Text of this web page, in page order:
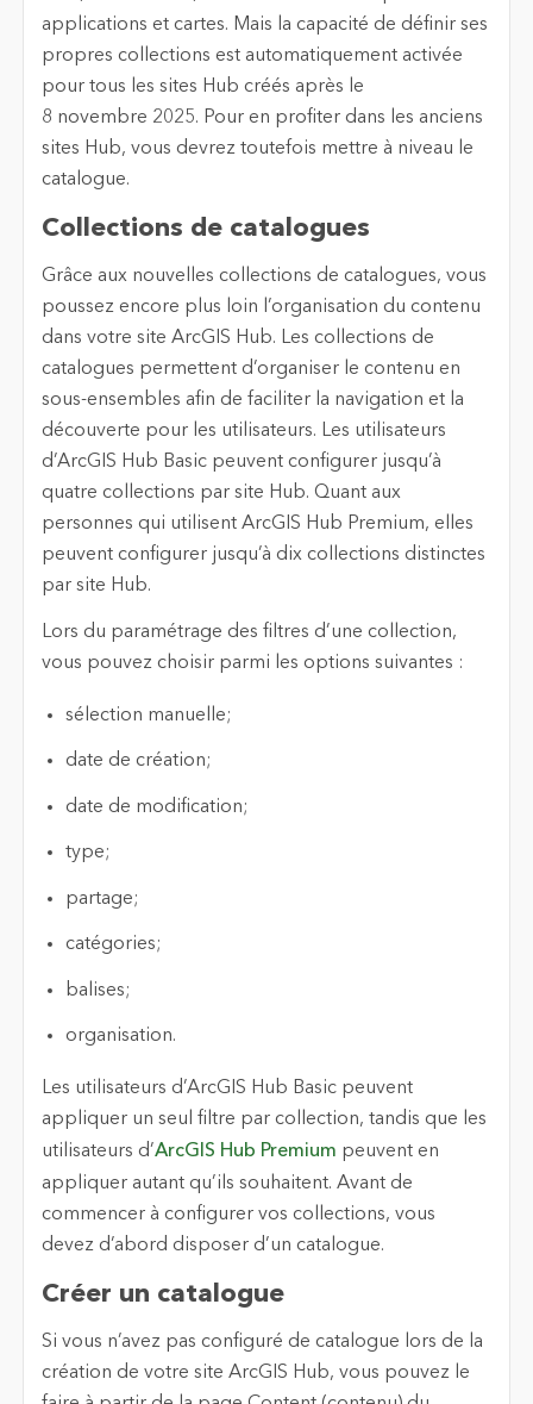
applications et cartes. Mais la capacité de définir ses
propres collections est automatiquement activée
pour tous les sites Hub créés après le
8 novembre 2025. Pour en profiter dans les anciens
sites Hub, vous devrez toutefois mettre à niveau le
catalogue.
Collections de catalogues
Grâce aux nouvelles collections de catalogues, vous
poussez encore plus loin l’organisation du contenu
dans votre site ArcGIS Hub. Les collections de
catalogues permettent d’organiser le contenu en
sous-ensembles afin de faciliter la navigation et la
découverte pour les utilisateurs. Les utilisateurs
d’ArcGIS Hub Basic peuvent configurer jusqu’à
quatre collections par site Hub. Quant aux
personnes qui utilisent ArcGIS Hub Premium, elles
peuvent configurer jusqu’à dix collections distinctes
par site Hub.
Lors du paramétrage des filtres d’une collection,
vous pouvez choisir parmi les options suivantes :
sélection manuelle;
date de création;
date de modification;
type;
partage;
catégories;
balises;
organisation.
Les utilisateurs d’ArcGIS Hub Basic peuvent
appliquer un seul filtre par collection, tandis que les
utilisateurs d’ArcGIS Hub Premium peuvent en
appliquer autant qu’ils souhaitent. Avant de
commencer à configurer vos collections, vous
devez d’abord disposer d’un catalogue.
Créer un catalogue
Si vous n’avez pas configuré de catalogue lors de la
création de votre site ArcGIS Hub, vous pouvez le